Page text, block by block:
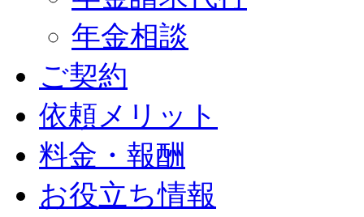
年金相談
ご契約
依頼メリット
料金・報酬
お役立ち情報